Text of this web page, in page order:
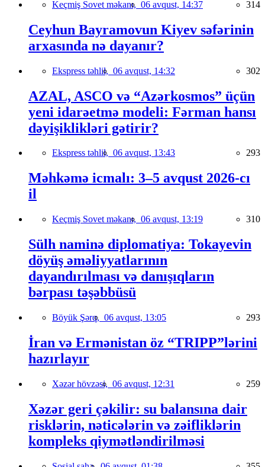
Keçmiş Sovet məkanı, 06 avqust, 14:37 314
Ceyhun Bayramovun Kiyev səfərinin
arxasında nə dayanır?
Ekspress təhlil, 06 avqust, 14:32 302
AZAL, ASCO və “Azərkosmos” üçün
yeni idarəetmə modeli: Fərman hansı
dəyişiklikləri gətirir?
Ekspress təhlil, 06 avqust, 13:43 293
Məhkəmə icmalı: 3–5 avqust 2026-cı
il
Keçmiş Sovet məkanı, 06 avqust, 13:19 310
Sülh naminə diplomatiya: Tokayevin
döyüş əməliyyatlarının
dayandırılması və danışıqların
bərpası təşəbbüsü
Böyük Şərq, 06 avqust, 13:05 293
İran və Ermənistan öz “TRIPP”lərini
hazırlayır
Xəzər hövzəsi, 06 avqust, 12:31 259
Xəzər geri çəkilir: su balansına dair
risklərin, nəticələrin və zəifliklərin
kompleks qiymətləndirilməsi